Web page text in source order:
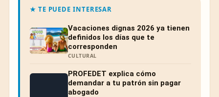
★ TE PUEDE INTERESAR
Vacaciones dignas 2026 ya tienen
definidos los días que te
corresponden
CULTURAL
PROFEDET explica cómo
demandar a tu patrón sin pagar
abogado